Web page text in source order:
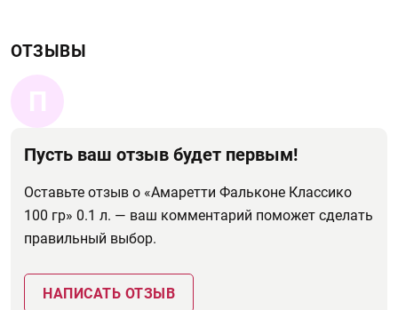
ОТЗЫВЫ
П
Пусть ваш отзыв будет первым!
Оставьте отзыв о «Амаретти Фальконе Классико
100 гр» 0.1 л. — ваш комментарий поможет сделать
правильный выбор.
НАПИСАТЬ ОТЗЫВ